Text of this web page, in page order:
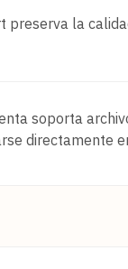
preserva la
soporta
directamente